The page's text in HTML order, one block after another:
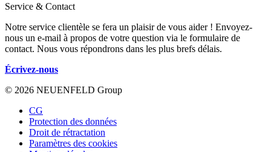
Service & Contact
Notre service clientèle se fera un plaisir de vous aider ! Envoyez-
nous un e-mail à propos de votre question via le formulaire de
contact. Nous vous répondrons dans les plus brefs délais.
Écrivez-nous
© 2026 NEUENFELD Group
CG
Protection des données
Droit de rétractation
Paramètres des cookies